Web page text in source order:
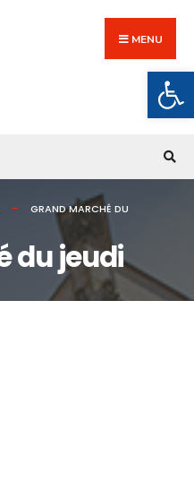
MENU
GRAND MARCHÉ DU
du jeudi